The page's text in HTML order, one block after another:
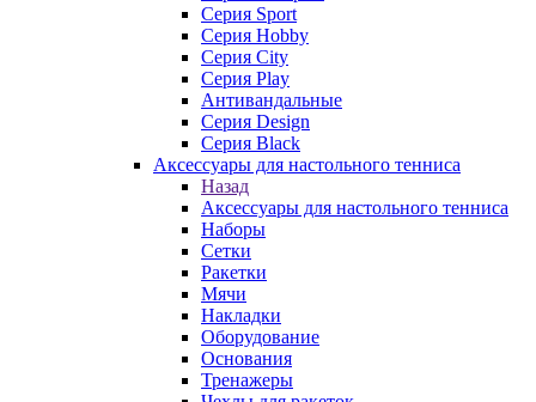
Серия Sport
Серия Hobby
Серия City
Серия Play
Антивандальные
Серия Design
Серия Black
Аксессуары для настольного тенниса
Назад
Аксессуары для настольного тенниса
Наборы
Сетки
Ракетки
Мячи
Накладки
Оборудование
Основания
Тренажеры